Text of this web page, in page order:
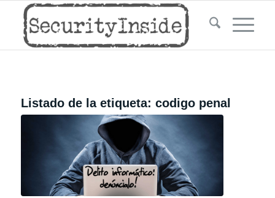
Listado de la etiqueta: codigo penal